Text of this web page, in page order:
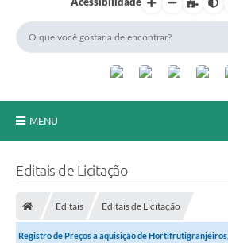
MENU
Ouvidoria
Editais de Licitação
Editais Editais de Licitação
Registro de Preços a aquisição de Hortifrutigranjeiros,